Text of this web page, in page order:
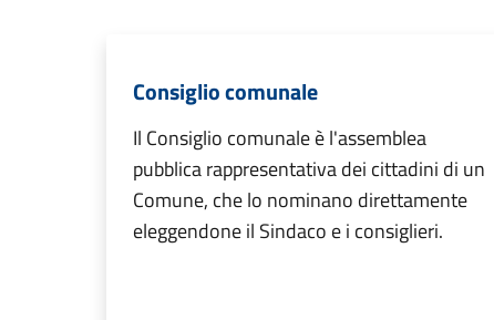
Consiglio comunale
Il Consiglio comunale è l'assemblea
pubblica rappresentativa dei cittadini di un
Comune, che lo nominano direttamente
eleggendone il Sindaco e i consiglieri.